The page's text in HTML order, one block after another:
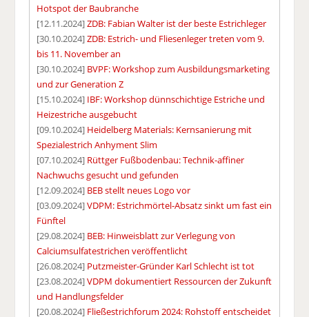
Hotspot der Baubranche
[12.11.2024]ZDB: Fabian Walter ist der beste Estrichleger
[30.10.2024]ZDB: Estrich- und Fliesenleger treten vom 9.
bis 11. November an
[30.10.2024] BVPF: Workshop zum Ausbildungsmarketing
und zur Generation Z
[15.10.2024] IBF: Workshop dünnschichtige Estriche und
Heizestriche ausgebucht
[09.10.2024] Heidelberg Materials: Kernsanierung mit
Spezialestrich Anhyment Slim
[07.10.2024] Rüttger Fußbodenbau: Technik-affiner
Nachwuchs gesucht und gefunden
[12.09.2024] BEB stellt neues Logo vor
[03.09.2024]VDPM: Estrichmörtel-Absatz sinkt um fast ein
Fünftel
[29.08.2024] BEB: Hinweisblatt zur Verlegung von
Calciumsulfatestrichen veröffentlicht
[26.08.2024] Putzmeister-Gründer Karl Schlecht ist tot
[23.08.2024]VDPM dokumentiert Ressourcen der Zukunft
und Handlungsfelder
[20.08.2024] Fließestrichforum 2024: Rohstoff entscheidet